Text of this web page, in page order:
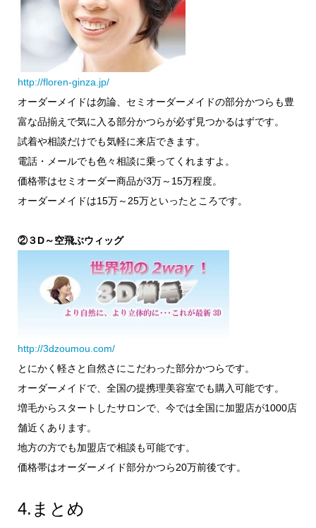
http://floren-ginza.jp/
オーダーメイドは勿論、セミオーダーメイドの部分かつらも豊
富な品揃えで気に入る部分かつらが必ず見つかるはずです。
試着や相談だけでも気軽に来店できます。
電話・メールでも色々相談に乗ってくれますよ。
価格帯はセミオーダー商品が3万～15万程度。
オーダーメイドは15万～25万といったところです。
②３D～空飛ぶウィッグ
http://3dzoumou.com/
とにかく軽さと自然さにこだわった部分かつらです。
オーダーメイドで、全国の提携理美容室でも購入可能です。
増毛からスタートしたサロンで、今では全国に加盟店が1000店
舗近くあります。
地方の方でも加盟店で相談も可能です。
価格帯はオーダーメイド部分かつら20万前後です。
4.まとめ